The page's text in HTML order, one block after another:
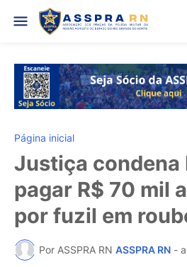
Página inicial
Justiça condena
pagar R$ 70 mil
por fuzil em
Por ASSPRA RN ASSPRA RN -